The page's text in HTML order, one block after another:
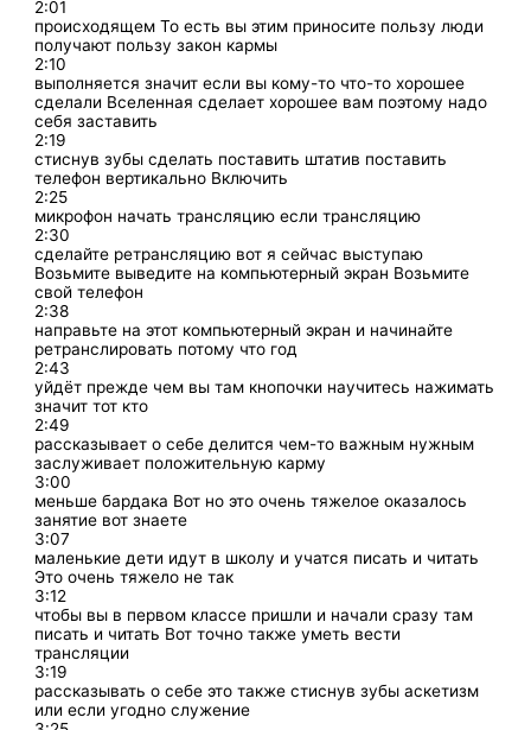
2:01
происходящем То есть вы этим приносите пользу люди
получают пользу закон кармы
2:10
выполняется значит если вы кому-то что-то хорошее
сделали Вселенная сделает хорошее вам поэтому надо
себя заставить
2:19
стиснув зубы сделать поставить штатив поставить
телефон вертикально Включить
2:25
микрофон начать трансляцию если трансляцию
2:30
сделайте ретрансляцию вот я сейчас выступаю
Возьмите выведите на компьютерный экран Возьмите
свой телефон
2:38
направьте на этот компьютерный экран и начинайте
ретранслировать потому что год
2:43
уйдёт прежде чем вы там кнопочки научитесь нажимать
значит тот кто
2:49
рассказывает о себе делится чем-то важным нужным
заслуживает положительную карму
3:00
меньше бардака Вот но это очень тяжелое оказалось
занятие вот знаете
3:07
маленькие дети идут в школу и учатся писать и читать
Это очень тяжело не так
3:12
чтобы вы в первом классе пришли и начали сразу там
писать и читать Вот точно также уметь вести
трансляции
3:19
рассказывать о себе это также стиснув зубы аскетизм
или если угодно служение